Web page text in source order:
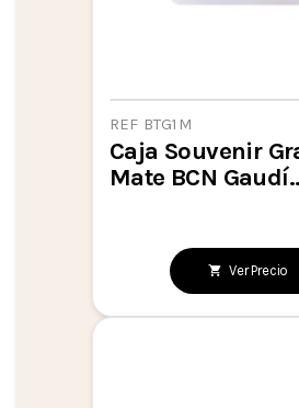
REF BTG1M
Caja Souvenir
Mate BCN
Ver Precio